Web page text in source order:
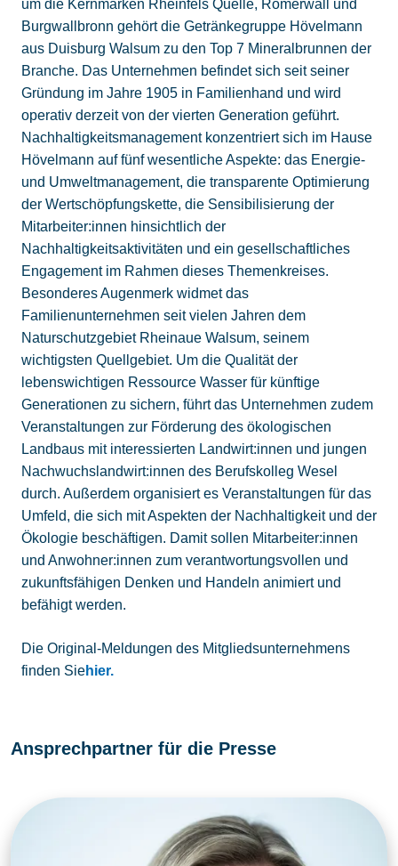
um die Kernmarken Rheinfels Quelle, Römerwall und
Burgwallbronn gehört die Getränkegruppe Hövelmann
aus Duisburg Walsum zu den Top 7 Mineralbrunnen der
Branche. Das Unternehmen befindet sich seit seiner
Gründung im Jahre 1905 in Familienhand und wird
operativ derzeit von der vierten Generation geführt.
Nachhaltigkeitsmanagement konzentriert sich im Hause
Hövelmann auf fünf wesentliche Aspekte: das Energie-
und Umweltmanagement, die transparente Optimierung
der Wertschöpfungskette, die Sensibilisierung der
Mitarbeiter:innen hinsichtlich der
Nachhaltigkeitsaktivitäten und ein gesellschaftliches
Engagement im Rahmen dieses Themenkreises.
Besonderes Augenmerk widmet das
Familienunternehmen seit vielen Jahren dem
Naturschutzgebiet Rheinaue Walsum, seinem
wichtigsten Quellgebiet. Um die Qualität der
lebenswichtigen Ressource Wasser für künftige
Generationen zu sichern, führt das Unternehmen zudem
Veranstaltungen zur Förderung des ökologischen
Landbaus mit interessierten Landwirt:innen und jungen
Nachwuchslandwirt:innen des Berufskolleg Wesel
durch. Außerdem organisiert es Veranstaltungen für das
Umfeld, die sich mit Aspekten der Nachhaltigkeit und der
Ökologie beschäftigen. Damit sollen Mitarbeiter:innen
und Anwohner:innen zum verantwortungsvollen und
zukunftsfähigen Denken und Handeln animiert und
befähigt werden.
Die Original-Meldungen des Mitgliedsunternehmens
finden Siehier.
Ansprechpartner für die Presse